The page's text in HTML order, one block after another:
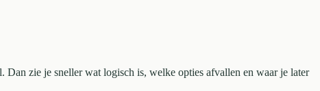
Dan zie je sneller wat logisch is, welke opties afvallen en waar je later